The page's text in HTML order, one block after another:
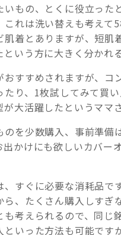
もの、とくに役立った
これは洗い替えも考えて
着とありますが、短
いう方に大きく分かれ
すすめされますが、コ
り、1枚試してみて買
大活躍したというママ
のを少数購入、事前準
かけにも欲しいカバー
、すぐに必要な消耗品で
、たくさん購入しすぎ
考えられるので、同じ
いった方法も可能で